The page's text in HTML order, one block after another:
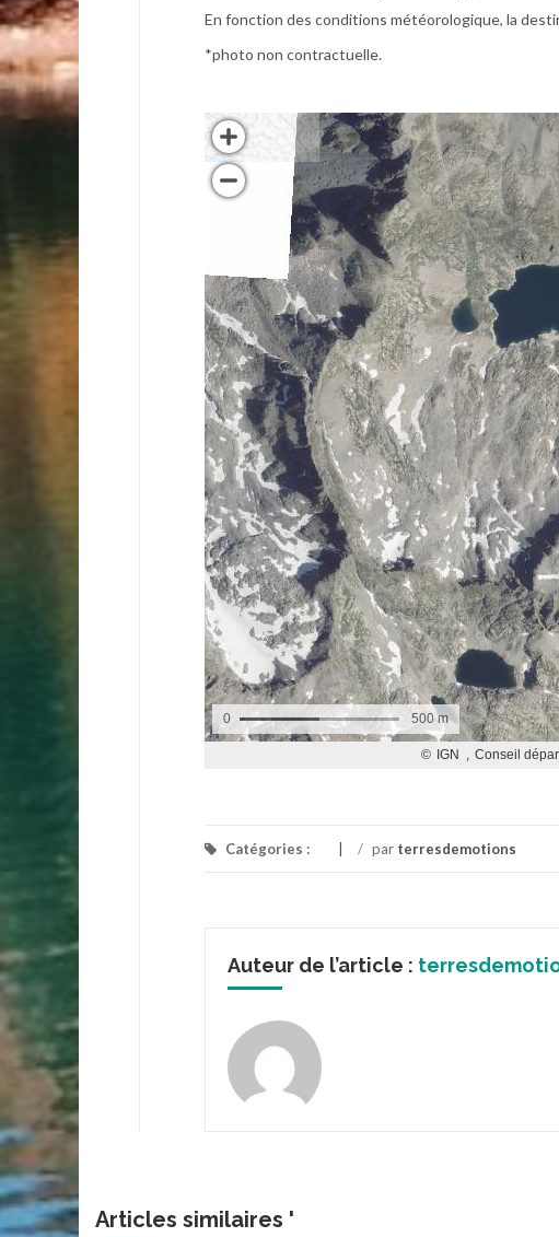
En fonction des conditions météorologique, la
*photo non contractuelle.
Catégories : / par terresdemotions
Auteur de l’article :
Articles similaires '